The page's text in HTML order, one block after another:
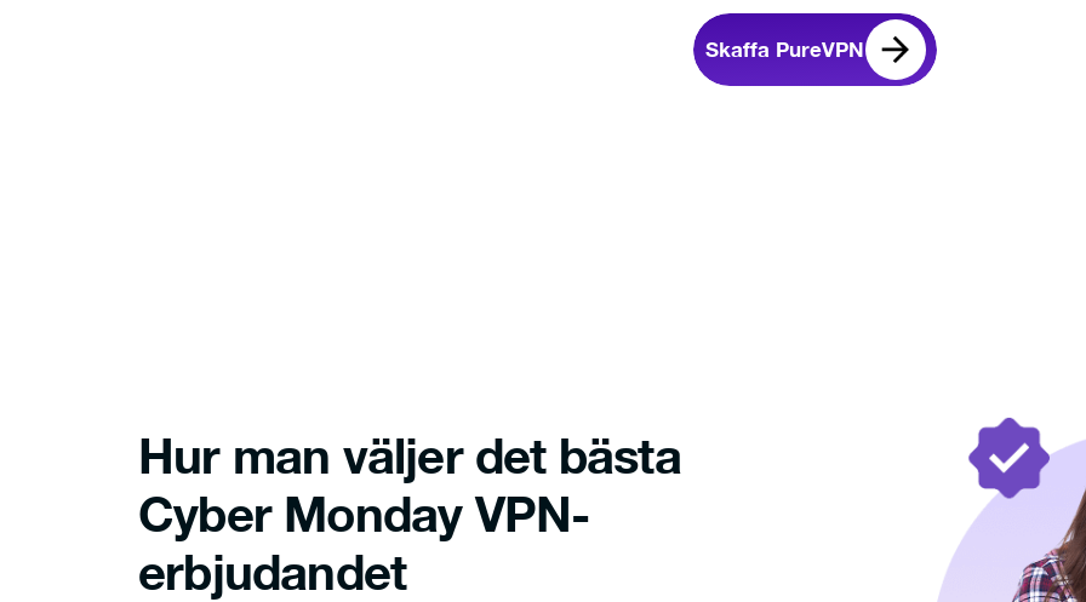
Skaffa PureVPN
Hur man väljer det bästa
Cyber Monday VPN-
erbjudandet